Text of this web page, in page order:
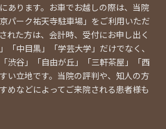
あります。お車でお越しの際は、当院
パーク祐天寺駐車場」をご利用いただ
れた方は、会計時、受付にお申し出く
「中目黒」「学芸大学」だけでなく、
渋谷」「自由が丘」「三軒茶屋」「西
い立地です。当院の評判や、知人の方
めなどによってご来院される患者様も